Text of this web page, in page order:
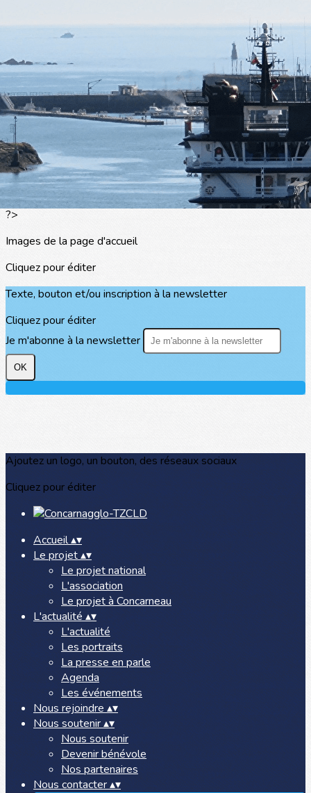
Exporter toutes les colonnes
Exporter uniquement les colonnes affichées
Menu
>
Les portraits
La presse en parle
Agenda
Les événements
?>
Images de la page d'accueil
Cliquez pour éditer
Texte, bouton et/ou inscription à la newsletter
Cliquez pour éditer
Je m'abonne à la newsletter
OK
Ajoutez un logo, un bouton, des réseaux sociaux
Cliquez pour éditer
Accueil▴▾
Le projet▴▾
Le projet national
L'association
Le projet à Concarneau
L'actualité ▴▾
L'actualité
Les portraits
La presse en parle
Agenda
Les événements
Nous rejoindre ▴▾
Nous soutenir▴▾
Nous soutenir
Devenir bénévole
Nos partenaires
Nous contacter▴▾